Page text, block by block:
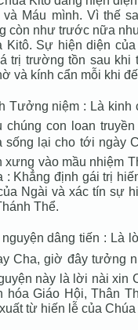
và Máu mình. Vì thế
còn như trước nữa
Kitô. Sự hiện diện
trị trường tồn sau khi
và kính cẩn mỗi khi
Tưởng niệm : Là kinh
chúng con loan
sống lại cho tới ngày
xưng vào mầu nhiệm
: Khẳng định gái trị
Ngài và xác tín sự
Thể.
dâng tiến : Là
Cha, giờ đây tưởng
này là lời nài xin
hóa Giáo Hội, Thân
từ hiến lễ của